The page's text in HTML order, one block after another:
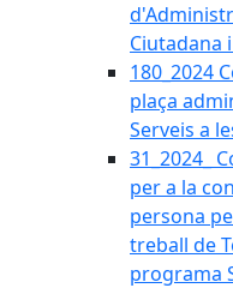
Ciutadana
180_2024
plaça
Serveis a
31_2024_
per a la
persona
treball de
programa